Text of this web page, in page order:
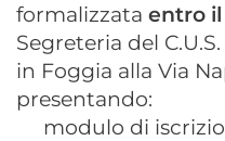
formalizzata entro
Segreteria del
in Foggia alla Via
presentando:
modulo di